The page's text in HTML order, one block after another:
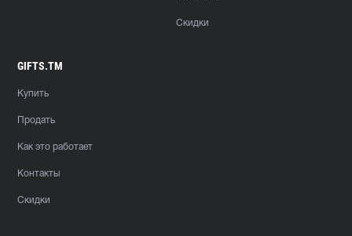
Скидки
GIFTS.TM
Купить
Продать
Как это работает
Контакты
Скидки